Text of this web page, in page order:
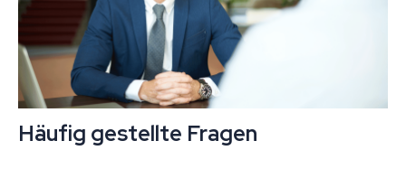
Häufig gestellte Fragen